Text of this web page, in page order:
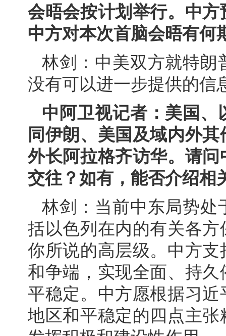
会晤会按计划举行。中
中方对本次首脑会晤有何
林剑：中美双方就特朗
没有可以进一步提供的信
中阿卫视记者：美国
同伊朗、美国及域内外
外长阿拉格齐访华。请
交往？如有，能否介绍相
林剑：当前中东局势处
括以色列在内的有关各
你所说的高层级。中方
和争端，实现全面、持
平稳定。中方愿根据习
地区和平稳定的四点主